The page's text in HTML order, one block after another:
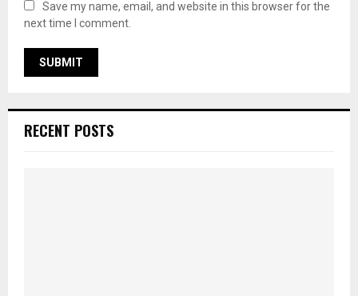
Save my name, email, and website in this browser for the
next time I comment.
RECENT POSTS